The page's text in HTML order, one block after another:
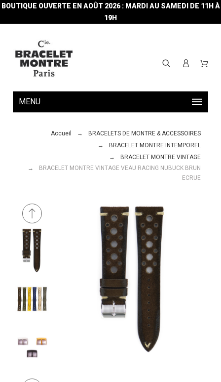
BOUTIQUE OUVERTE EN AOÛT 2026 : MARDI AU SAMEDI DE 11H À
19H
MENU
Accueil
BRACELETS DE MONTRE & ACCESSOIRES
BRACELET MONTRE INTEMPOREL
BRACELET MONTRE VINTAGE
BRACELET MONTRE VINTAGE VEAU RACING NUBUCK BRUN
ECRUE